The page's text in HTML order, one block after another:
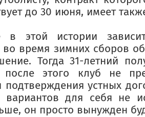
до 30 июня, имеет
в этой истории
время зимних сборов
Тогда 31-летний
этого клуб не
подтверждения устных
вариантов для себя не
он просто вынужден